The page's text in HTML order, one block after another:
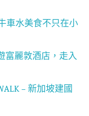
牛車水美食不只在小
富麗敦酒店，走入
– 新加坡建國